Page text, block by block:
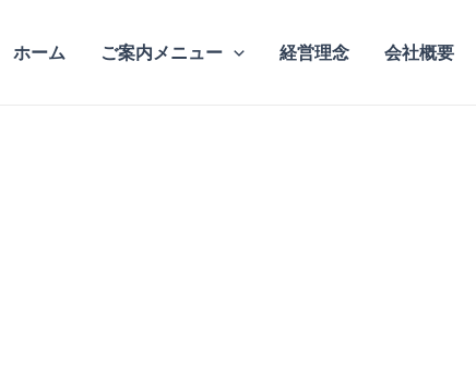
ホーム ご案内メニュー 経営理念 会社概要